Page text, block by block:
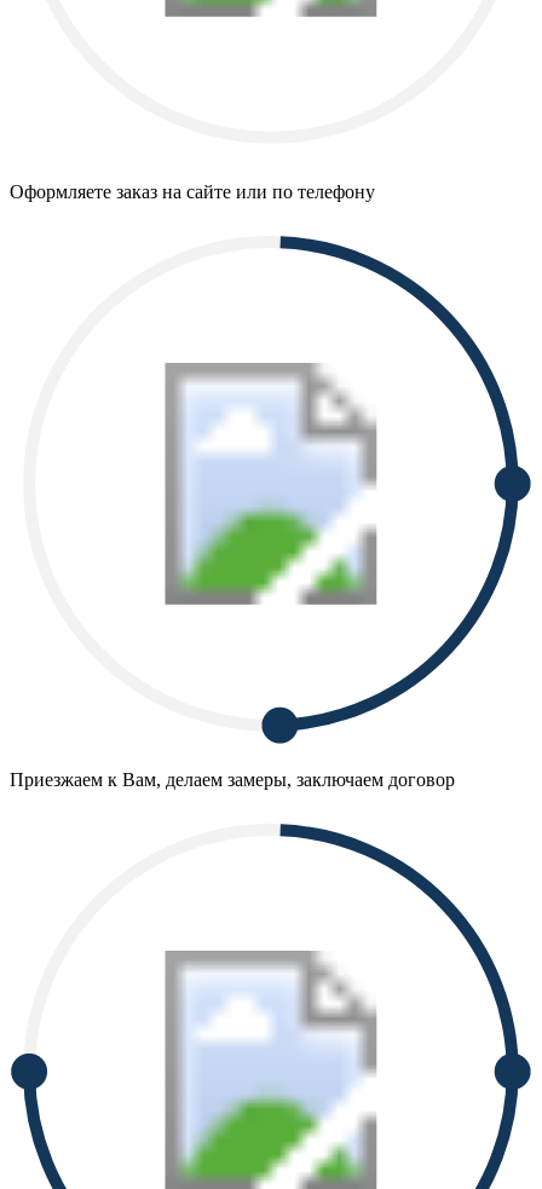
Оформляете заказ на сайте или по телефону
Приезжаем к Вам, делаем замеры, заключаем договор